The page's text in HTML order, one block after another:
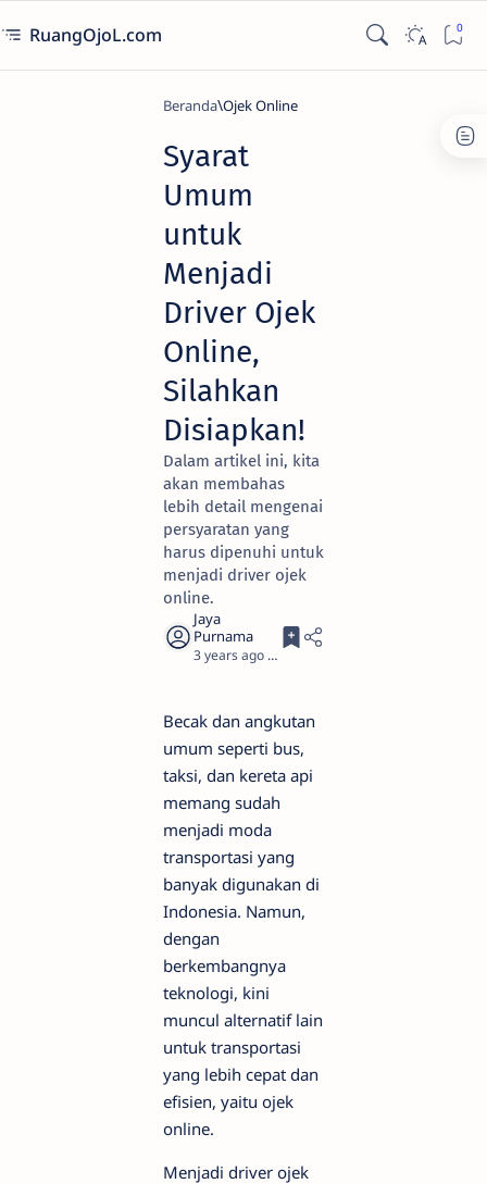
RuangOjoL.com
Beranda Ojek Online
Syarat
Umum
untuk
Menjadi
Driver Ojek
Online,
Silahkan
Disiapkan!
Dalam artikel ini, kita
akan membahas
lebih detail mengenai
persyaratan yang
harus dipenuhi untuk
menjadi driver ojek
online.
3 years ago 4
Becak dan angkutan
umum seperti bus,
taksi, dan kereta api
memang sudah
menjadi moda
transportasi yang
banyak digunakan di
Indonesia. Namun,
dengan
berkembangnya
teknologi, kini
muncul alternatif lain
untuk transportasi
yang lebih cepat dan
efisien, yaitu ojek
online.
Menjadi driver ojek